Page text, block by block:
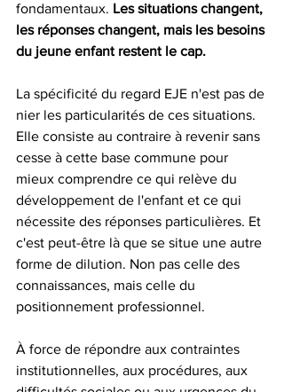
fondamentaux. Les situations changent,
les réponses changent, mais les besoins
du jeune enfant restent le cap.
La spécificité du regard EJE n'est pas de
nier les particularités de ces situations.
Elle consiste au contraire à revenir sans
cesse à cette base commune pour
mieux comprendre ce qui relève du
développement de l'enfant et ce qui
nécessite des réponses particulières. Et
c'est peut-être là que se situe une autre
forme de dilution. Non pas celle des
connaissances, mais celle du
positionnement professionnel.
À force de répondre aux contraintes
institutionnelles, aux procédures, aux